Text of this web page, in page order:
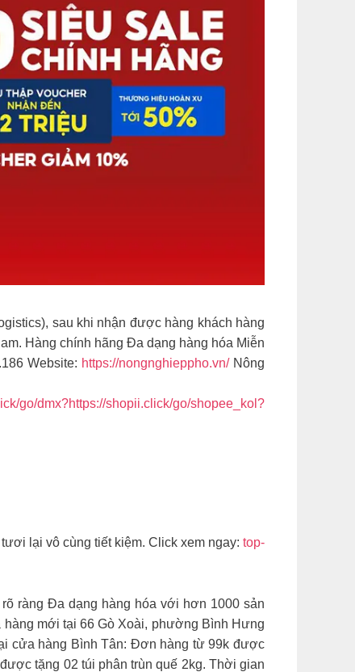
sau khi nhận được hàng khách hàng
Hàng chính hãng Đa dạng hàng hóa Miễn
Website: https://nongnghieppho.vn/ Nông
go/dmx?https://shopii.click/go/shopee_kol?
lại vô cùng tiết kiệm. Click xem ngay: top-
ràng Đa dạng hàng hóa với hơn 1000 sản
mới tại 66 Gò Xoài, phường Bình Hưng
cửa hàng Bình Tân: Đơn hàng từ 99k được
tặng 02 túi phân trùn quế 2kg. Thời gian